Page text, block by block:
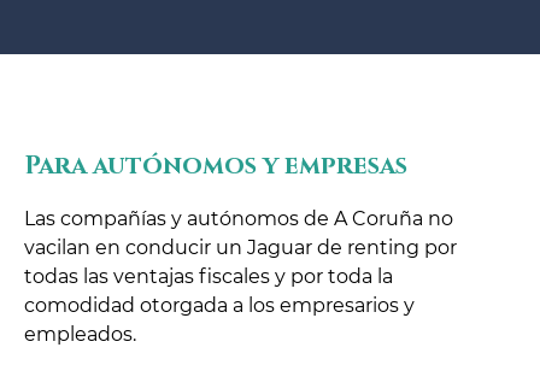
Para autónomos y empresas
Las compañías y autónomos de A Coruña no
vacilan en conducir un Jaguar de renting por
todas las ventajas fiscales y por toda la
comodidad otorgada a los empresarios y
empleados.